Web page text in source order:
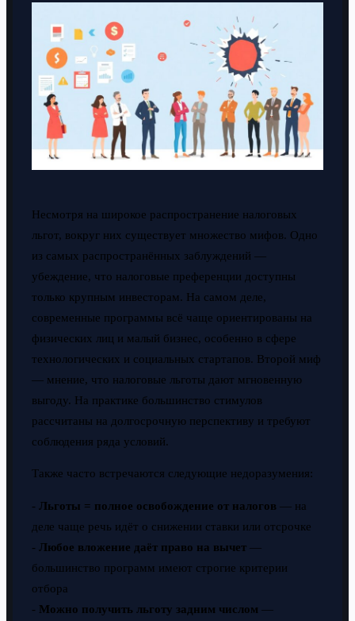
Несмотря на широкое распространение налоговых
льгот, вокруг них существует множество мифов. Одно
из самых распространённых заблуждений —
убеждение, что налоговые преференции доступны
только крупным инвесторам. На самом деле,
современные программы всё чаще ориентированы на
физических лиц и малый бизнес, особенно в сфере
технологических и социальных стартапов. Второй миф
— мнение, что налоговые льготы дают мгновенную
выгоду. На практике большинство стимулов
рассчитаны на долгосрочную перспективу и требуют
соблюдения ряда условий.
Также часто встречаются следующие недоразумения:
- Льготы = полное освобождение от налогов — на
деле чаще речь идёт о снижении ставки или отсрочке
- Любое вложение даёт право на вычет—
большинство программ имеют строгие критерии
отбора
- Можно получить льготу задним числом —